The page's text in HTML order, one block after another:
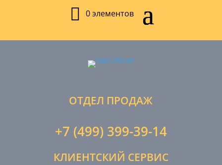
0 элементов
ОТДЕЛ ПРОДАЖ
+7 (499) 399-39-14
КЛИЕНТСКИЙ СЕРВИС